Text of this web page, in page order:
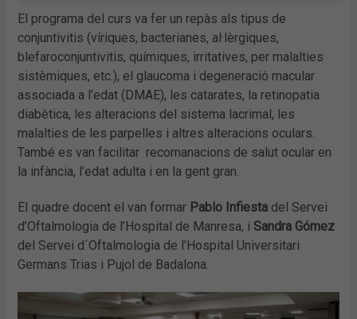
El programa del curs va fer un repàs als tipus de
conjuntivitis (víriques, bacterianes, al·lèrgiques,
blefaroconjuntivitis, químiques, irritatives, per malalties
sistèmiques, etc.), el glaucoma i degeneració macular
associada a l’edat (DMAE), les catarates, la retinopatia
diabètica, les alteracions del sistema lacrimal, les
malalties de les parpelles i altres alteracions oculars.
També es van facilitar recomanacions de salut ocular en
la infància, l’edat adulta i en la gent gran.
El quadre docent el van formar Pablo Infiesta del Servei
d’Oftalmologia de l’Hospital de Manresa, i Sandra Gómez
del Servei d´Oftalmologia de l’Hospital Universitari
Germans Trias i Pujol de Badalona.